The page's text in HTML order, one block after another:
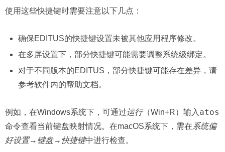
使用这些快捷键时需要注意以下几点：
确保EDITUS的快捷键设置未被其他应用程序修改。
在多屏设置下，部分快捷键可能需要调整系统级绑定。
对于不同版本的EDITUS，部分快捷键可能存在差异，请
参考软件内的帮助文档。
例如，在Windows系统下，可通过运行（Win+R）输入 atos
命令查看当前键盘映射情况。在macOS系统下，需在 系统偏
好设置→ 键盘→ 快捷键中进行检查。